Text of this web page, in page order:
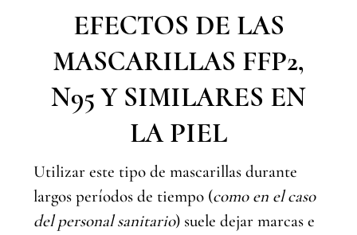
EFECTOS DE LAS
MASCARILLAS FFP2,
N95 Y SIMILARES EN
LA PIEL
Utilizar este tipo de mascarillas durante
largos períodos de tiempo (como en el caso
del personal sanitario) suele dejar marcas e